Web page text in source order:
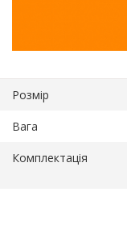
Розмір
Вага
Комплектація